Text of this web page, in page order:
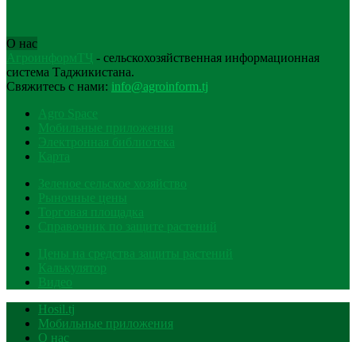
О нас
АгроинформТҶ - сельскохозяйственная информационная
система Таджикистана.
Свяжитесь с нами: info@agroinform.tj
Agro Space
Мобильные приложения
Электронная библиотека
Карта
Зеленое сельское хозяйство
Рыночные цены
Торговая площадка
Справочник по защите растений
Цены на средства защиты растений
Калькулятор
Видео
Hosil.tj
Мобильные приложения
О нас